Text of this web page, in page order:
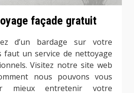
façade gratuit
d’un bardage sur votre
faut un service de nettoyage
Visitez notre site web
nous pouvons vous
mieux entretenir votre